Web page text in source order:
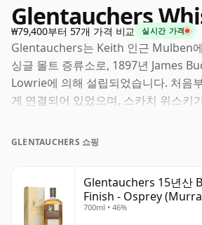
Glentauchers
₩79,400부터 57개 가격 비교 실시간 가격
Glentauchers는 Keith 인근 Mulben
싱글 몰트 증류소로, 1897년 James
Lowrie에 의해 설립되었습니다. 처음
게 연결되어 있었으며, 스카치 위스키
위스키를 공급하기 위해 만들어졌습니
Brothers가 소유하고 있으며,
요소로 남아 있습니다. 활발하게 운영
당하지만, 공식 싱글 몰트로서의 존재
GLENTAUCHERS 쇼핑
Glentauchers 15년산
Finish - Osprey
700ml • 46%